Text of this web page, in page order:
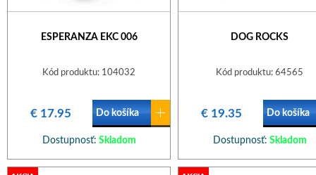
ESPERANZA EKC 006
Kód produktu: 104032
€ 17.95 Do košíka
Dostupnosť: Skladom
DOG ROCKS
Kód produktu: 64565
€ 19.35 Do košíka
Dostupnosť: Skladom